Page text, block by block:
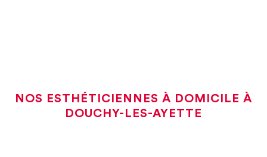
NOS ESTHÉTICIENNES À DOMICILE À
DOUCHY-LES-AYETTE